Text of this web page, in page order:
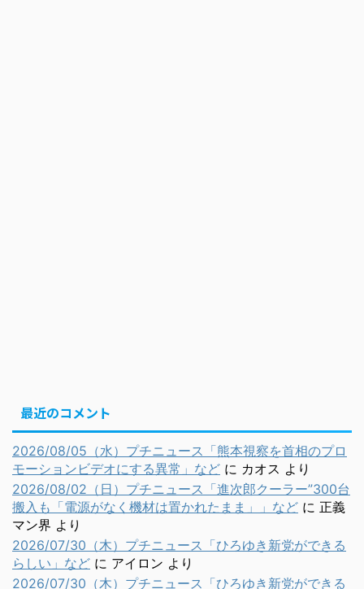
最近のコメント
2026/08/05（水）プチニュース「熊本視察を首相のプロ
モーションビデオにする異常」など に カオス より
2026/08/02（日）プチニュース「進次郎クーラー”300台
搬入も「電源がなく機材は置かれたまま」」など に 正義
マン界 より
2026/07/30（木）プチニュース「ひろゆき新党ができる
らしい」など に アイロン より
2026/07/30（木）プチニュース「ひろゆき新党ができる